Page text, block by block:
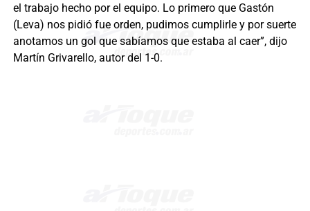
el trabajo hecho por el equipo. Lo primero que Gastón
(Leva) nos pidió fue orden, pudimos cumplirle y por suerte
anotamos un gol que sabíamos que estaba al caer”, dijo
Martín Grivarello, autor del 1-0.